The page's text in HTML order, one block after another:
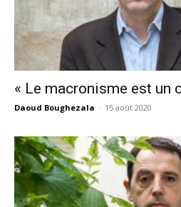
« Le macronisme est un
Daoud Boughezala - 15 août 2020